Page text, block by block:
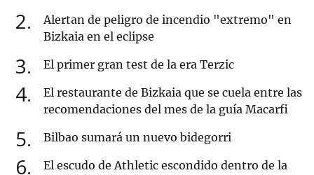
2
Alertan de peligro de incendio "extremo" en
Bizkaia en el eclipse
3 El primer gran test de la era Terzic
4
El restaurante de Bizkaia que se cuela entre las
recomendaciones del mes de la guía Macarfi
5 Bilbao sumará un nuevo bidegorri
6
El escudo de Athletic escondido dentro de la